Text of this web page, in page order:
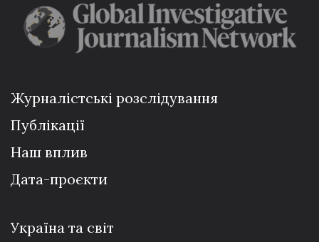
Журналістські розслідування
Публікації
Наш вплив
Дата-проєкти
Україна та світ